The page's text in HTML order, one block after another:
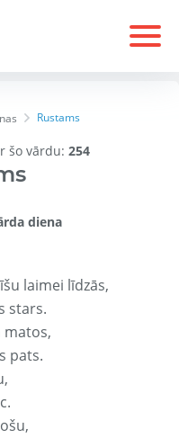
Rustams
šo vārdu: 254
diena
laimei līdzās,
stars.
matos,
pats.